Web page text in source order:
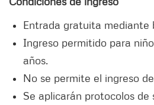
Entrada gratuita mediante
Ingreso permitido para
años.
No se permite el ingreso
Se aplicarán protocolos